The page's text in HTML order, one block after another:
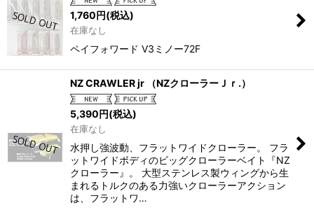
1,760 円(税込)
在庫なし
ペイフォワード V3ミノー72F
NZ CRAWLER jr （NZクローラーＪｒ.）
5,390円(税込)
在庫なし
水押し強波動、フラットワイドクローラー。 フラ
ットワイドボディのビッグクローラーベイト『NZ
クローラー』。 大型ステンレス製ウィングから生
まれるトルクのある力強いクローラーアクション
は、フラットワ…